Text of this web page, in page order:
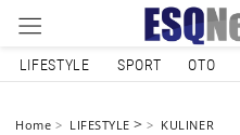
LIFESTYLE SPORT OTO
Home LIFESTYLE> KULINER